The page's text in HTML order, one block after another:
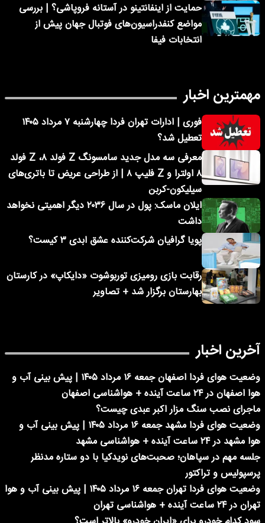
حمایت از اینفانتینو در آستانه فروپاشی؟ | بررسی
مواضع کنفدراسیون‌های فوتبال جهان پیش از
انتخابات فیفا
مهمترین اخبار
فوری | ادارات تهران فردا چهارشنبه ۷ مرداد ۱۴۰۵
تعطیل شد؟
معرفی سه مدل جدید سامسونگ Z فولد ۸، Z فولد
۸ اولترا و Z فلیپ ۸ | از طراحی عریض تا باتری‌های
سیلیکون-کربن
ایلان ماسک: پول در سال ۲۰۳۶ دیگر اهمیتی نخواهد
داشت
پویا گرافیان شرکت‌کننده عشق ابدی ۳ کیست؟
رقابت بازی رومیزی توربوشوت «دایکاپ» در کارستان
بهارستان برگزار شد + تصاویر
آخرین اخبار
وضعیت هوای فردا اصفهان جمعه ۱۶ مرداد ۱۴۰۵ | پیش بینی آب و
هوا اصفهان در ۲۴ ساعت آینده + هواشناسی اصفهان
ماجرای نصب سنگ مزار اکبر عبدی چیست؟
وضعیت هوای فردا مشهد جمعه ۱۶ مرداد ۱۴۰۵ | پیش بینی آب و
هوا مشهد در ۲۴ ساعت آینده + هواشناسی مشهد
جلسه مهم در سپاهان؛ صحبت‌های نویدکیا با دو ستاره مدنظر
پرسپولیس و تراکتور
وضعیت هوای فردا تهران جمعه ۱۶ مرداد ۱۴۰۵ | پیش بینی آب و هوا
تهران در ۲۴ ساعت آینده + هواشناسی تهران